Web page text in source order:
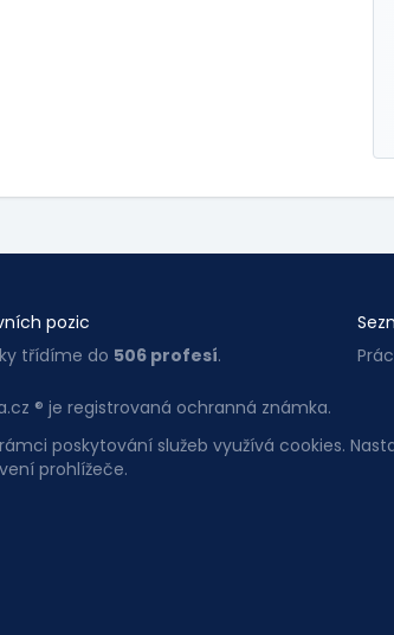
pozic
třídíme do 506 profesí.
® je registrovaná ochranná známka.
poskytování služeb využívá cookies.
prohlížeče.